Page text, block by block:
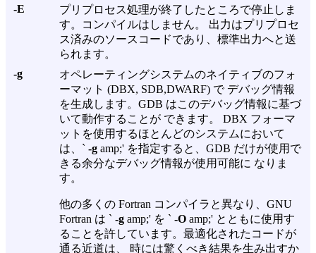
-E
プリプロセス処理が終了したところで停止しま
す。コンパイルはしません。 出力はプリプロセ
ス済みのソースコードであり、標準出力へと送
られます。
-g
オペレーティングシステムのネイティブのフォ
ーマット (DBX, SDB,DWARF) で デバッグ情報
を生成します。GDB はこのデバッグ情報に基づ
いて動作することが できます。 DBX フォーマ
ットを使用するほとんどのシステムにおいて
は、` -g amp;' を指定すると、GDB だけが使用で
きる余分なデバッグ情報が使用可能に なりま
す。
他の多くの Fortran コンパイラと異なり、GNU
Fortran は ` -g amp;' を ` -O amp;' とともに使用す
ることを許しています。最適化されたコードが
通る近道は、 時には驚くべき結果を生み出すか